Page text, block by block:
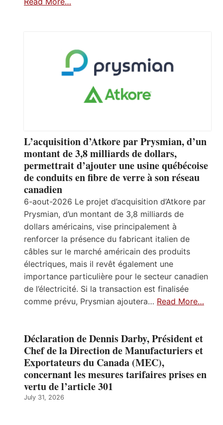
L’acquisition d’Atkore par Prysmian, d’un
montant de 3,8 milliards de dollars,
permettrait d’ajouter une usine québécoise
de conduits en fibre de verre à son réseau
canadien
6-aout-2026 Le projet d’acquisition d’Atkore par
Prysmian, d’un montant de 3,8 milliards de
dollars américains, vise principalement à
renforcer la présence du fabricant italien de
câbles sur le marché américain des produits
électriques, mais il revêt également une
importance particulière pour le secteur canadien
de l’électricité. Si la transaction est finalisée
comme prévu, Prysmian ajoutera… Read More…
Déclaration de Dennis Darby, Président et
Chef de la Direction de Manufacturiers et
Exportateurs du Canada (MEC),
concernant les mesures tarifaires prises en
vertu de l’article 301
July 31, 2026